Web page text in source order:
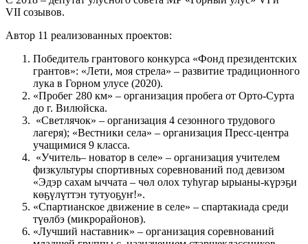
VII созывов.
Автор 11 реализованных проектов:
Победитель грантового конкурса «Фонд президентских
грантов»: «Лети, моя стрела» – развитие традиционного
лука в Горном улусе (2020).
«Пробег 280 км» – организация пробега от Орто-Сурта
до г. Вилюйска.
«Светлячок» – организация 4 сезонного трудового
лагеря); «Вестники села» – организация Пресс-центра
учащимися 9 класса.
«Учитель– новатор в селе» – организация учителем
физкультуры спортивных соревнований под девизом
«Эдэр сахам ыччата – чөл олох туһугар ырыаны-күрэҕи
көҕүлүттэн тутуоҕуҥ!».
«Спартианское движение в селе» – спартакиада среди
түөлбэ (микрорайонов).
«Лучший наставник» – организация соревнований